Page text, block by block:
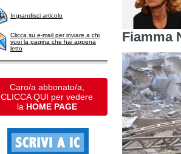
Ingrandisci articolo
Clicca su e-mail per inviare a chi
vuoi la pagina che hai appena
letto
Caro/a abbonato/a,
CLICCA QUI per vedere
la HOME PAGE
Fiamma